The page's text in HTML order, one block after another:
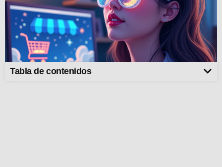
Tabla de contenidos